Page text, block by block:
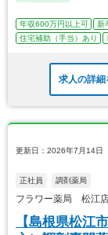
年収600万円以上可 新
住宅補助（手当）あり
求人の詳細
更新日：2026年7月14日
正社員 調剤薬局
フラワー薬局 松江
【島根県松江